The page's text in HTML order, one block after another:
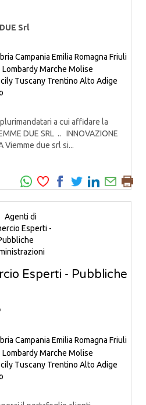
Srl
Campania Emilia Romagna Friuli
LombardyMarche Molise
Tuscany Trentino Alto Adige
a cui affidare la
DUE SRL .. INNOVAZIONE
Viemme due srl si...
Esperti - Pubbliche
Campania Emilia Romagna Friuli
LombardyMarche Molise
Tuscany Trentino Alto Adige